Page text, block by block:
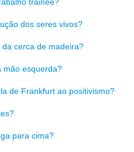
dos seres vivos?
cerca de madeira?
mão esquerda?
de Frankfurt ao positivismo?
para cima?